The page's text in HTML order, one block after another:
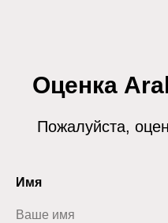
Оценка
Пожалуйста,
Имя